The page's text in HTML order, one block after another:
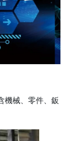
機械、零件、鈑